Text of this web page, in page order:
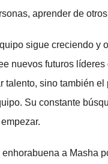
aprender de
sigue creciendo y
nuevos futuros
talento, sino también
Su constante
enhorabuena a Masha